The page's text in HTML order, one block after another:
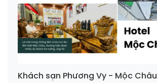
Khách sạn Phương Vy - Mộc Châu